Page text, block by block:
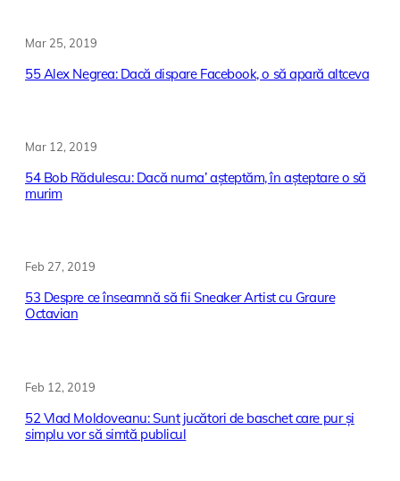
Mar 25, 2019
55 Alex Negrea: Dacă dispare Facebook, o să apară altceva
Mar 12, 2019
54 Bob Rădulescu: Dacă numa’ așteptăm, în așteptare o să
murim
Feb 27, 2019
53 Despre ce înseamnă să fii Sneaker Artist cu Graure
Octavian
Feb 12, 2019
52 Vlad Moldoveanu: Sunt jucători de baschet care pur și
simplu vor să simtă publicul